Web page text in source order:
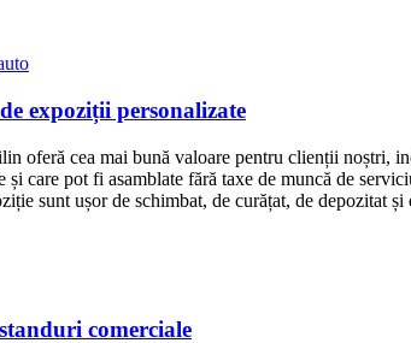
expoziții personalizate
oferă cea mai bună valoare pentru clienții noștri,
și care pot fi asamblate fără taxe de muncă de
sunt ușor de schimbat, de curățat, de depozitat
comerciale